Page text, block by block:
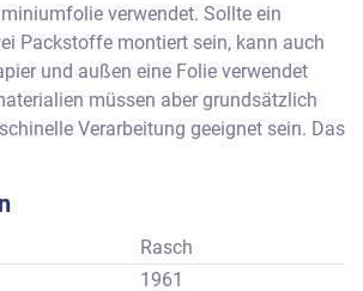
verwendet. Sollte ein
Packstoffe montiert sein, kann auch
und außen eine Folie verwendet
müssen aber grundsätzlich
Verarbeitung geeignet sein. Das
in den Teller eingelegt und von einem
den einzelnen Packstationen zu,
zu Verarbeiten.
Stück pro Minute, als mechanisch
Rasch
1961